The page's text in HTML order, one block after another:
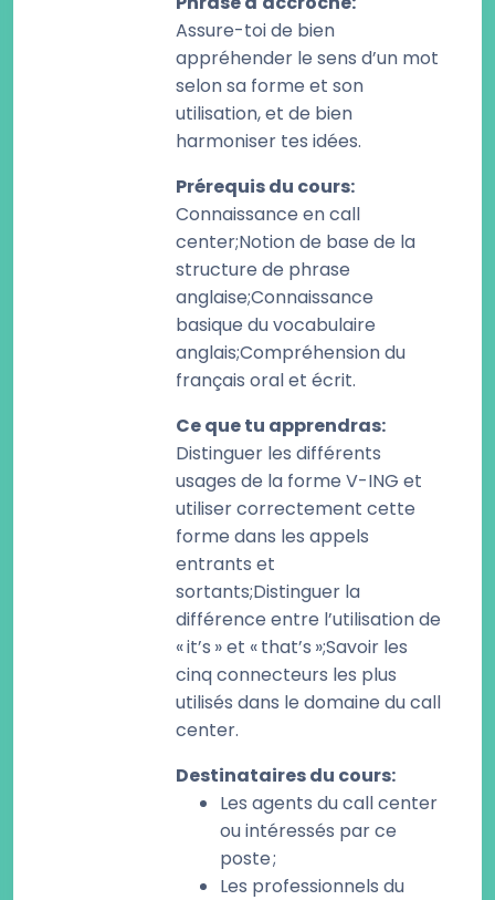
Assure-toi de bien
appréhender le sens d’un mot
selon sa forme et son
utilisation, et de bien
harmoniser tes idées.
Prérequis du cours:
Connaissance en call
center;Notion de base de la
structure de phrase
anglaise;Connaissance
basique du vocabulaire
anglais;Compréhension du
français oral et écrit.
Ce que tu apprendras:
Distinguer les différents
usages de la forme V-ING et
utiliser correctement cette
forme dans les appels
entrants et
sortants;Distinguer la
différence entre l’utilisation de
« it’s » et « that’s »;Savoir les
cinq connecteurs les plus
utilisés dans le domaine du call
center.
Destinataires du cours:
Les agents du call center
ou intéressés par ce
poste ;
Les professionnels du